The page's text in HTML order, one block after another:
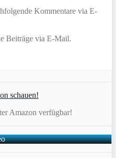
Kommentare via E-
Beiträge via E-Mail.
Amazon verfügbar!